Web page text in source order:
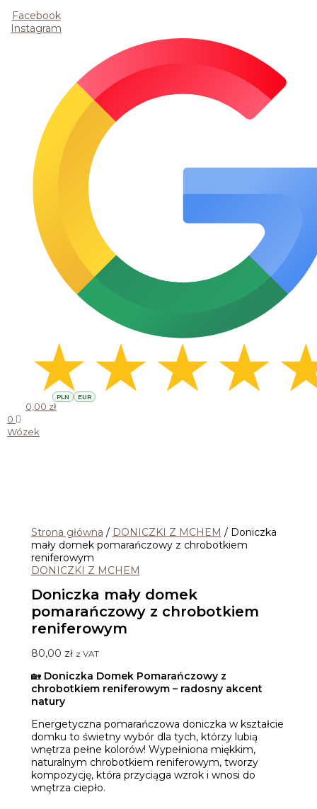
Facebook
Instagram
PLN EUR
0,00 zł
0
Wózek
Strona główna / DONICZKI Z MCHEM / Doniczka
mały domek pomarańczowy z chrobotkiem
reniferowym
DONICZKI Z MCHEM
Doniczka mały domek
pomarańczowy z chrobotkiem
reniferowym
80,00 zł z VAT
🏡 Doniczka Domek Pomarańczowy z
chrobotkiem reniferowym – radosny akcent
natury
Energetyczna pomarańczowa doniczka w kształcie
domku to świetny wybór dla tych, którzy lubią
wnętrza pełne kolorów! Wypełniona miękkim,
naturalnym chrobotkiem reniferowym, tworzy
kompozycję, która przyciąga wzrok i wnosi do
wnętrza ciepło.